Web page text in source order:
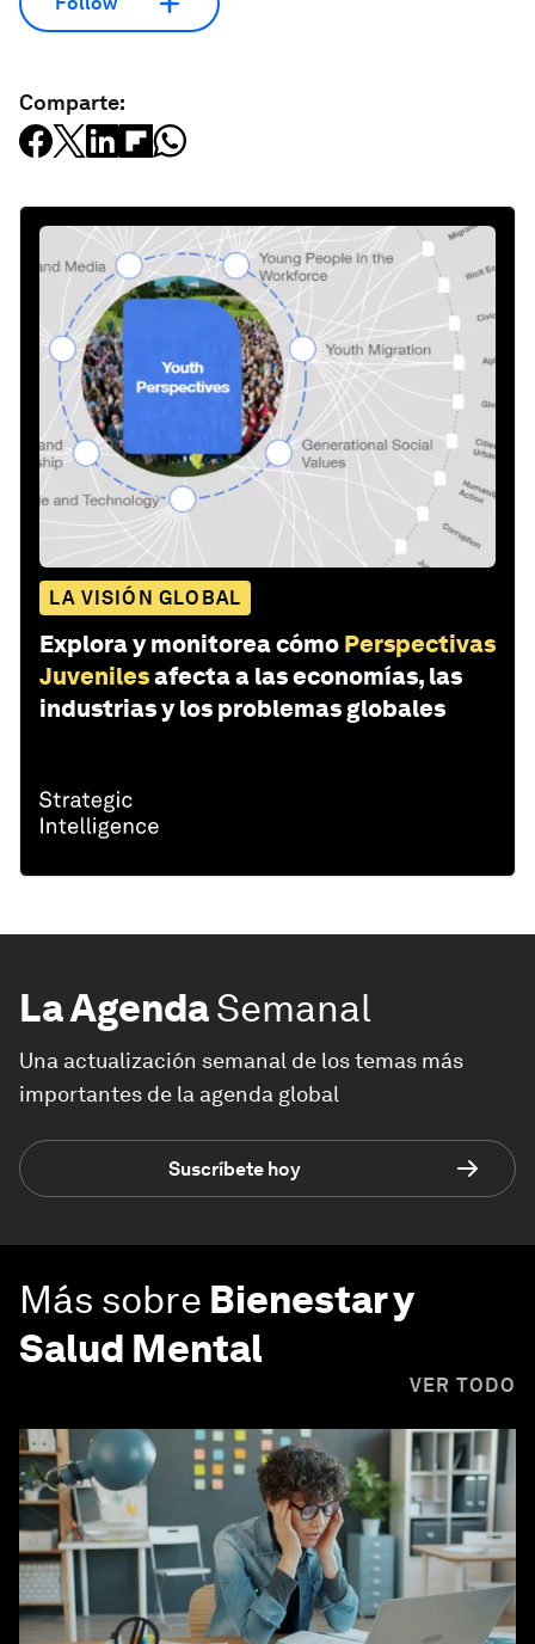
Comparte:
LA VISIÓN GLOBAL
Explora y monitorea cómo Perspectivas
Juvenilesafecta a las economías, las
industrias y los problemas globales
La AgendaSemanal
Una actualización semanal de los temas más
importantes de la agenda global
Suscríbete hoy
Más sobre Bienestar y
Salud Mental
VER TODO